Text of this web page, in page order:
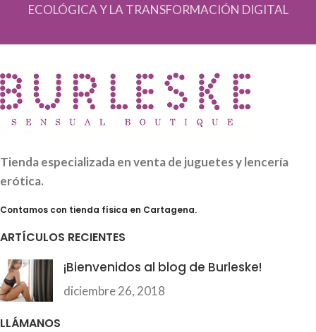
ECOLÓGICA Y LA TRANSFORMACIÓN DIGITAL
Tienda especializada en venta de juguetes y lencería
erótica.
Contamos con tienda física en Cartagena.
ARTÍCULOS RECIENTES
¡Bienvenidos al blog de Burleske!
diciembre 26, 2018
LLÁMANOS